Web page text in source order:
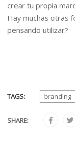
crear tu propia
Hay muchas otras
pensando utilizar?
TAGS: branding
SHARE: